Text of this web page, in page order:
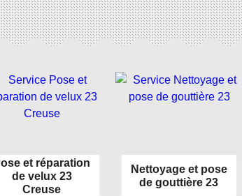
et réparation
de velux 23
Creuse
Nettoyage et pose
de gouttière 23